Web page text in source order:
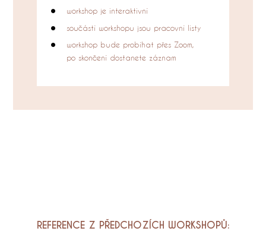
workshop je interaktivní
součástí workshopu jsou pracovní listy
workshop bude probíhat přes Zoom,
po skončení dostanete záznam
REFERENCE Z PŘEDCHOZÍCH WORKSHOPŮ: